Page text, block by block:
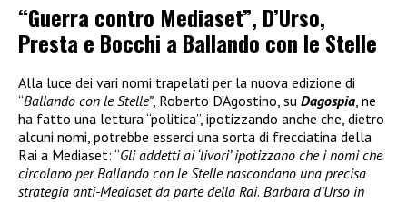
“Guerra contro Mediaset”, D’Urso,
Presta e Bocchi a Ballando con le Stelle
Alla luce dei vari nomi trapelati per la nuova edizione di
“Ballando con le Stelle”, Roberto D’Agostino, su Dagospia, ne
ha fatto una lettura “politica”, ipotizzando anche che, dietro
alcuni nomi, potrebbe esserci una sorta di frecciatina della
Rai a Mediaset: “Gli addetti ai ‘livori’ ipotizzano che i nomi che
circolano per Ballando con le Stelle nascondano una precisa
strategia anti-Mediaset da parte della Rai. Barbara d’Urso in